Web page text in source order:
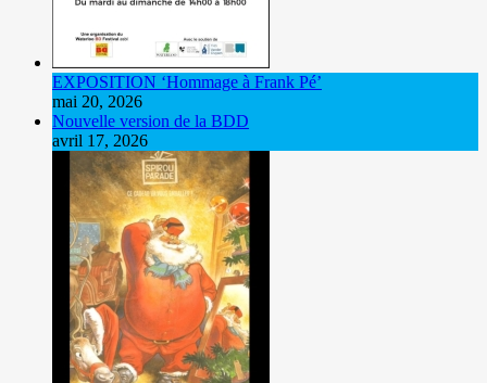
EXPOSITION ‘Hommage à Frank Pé’
mai 20, 2026
Nouvelle version de la BDD
avril 17, 2026